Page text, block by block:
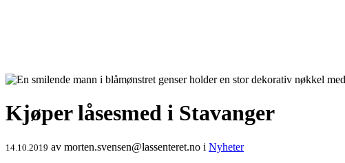
Kjøper låsesmed i Stavanger
14.10.2019 av morten.svensen@lassenteret.no i Nyheter